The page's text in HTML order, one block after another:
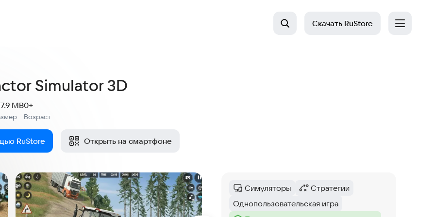
Скачать RuStore
Simulator 3D
MB
Возраст
0+
RuStore Открыть на смартфоне
Категория:
Симуляторы
Категория:
Стратегии
Тег:
Однопользовательская игра